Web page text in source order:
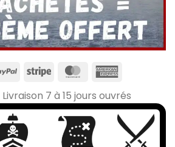
7 à 15 jours ouvrés